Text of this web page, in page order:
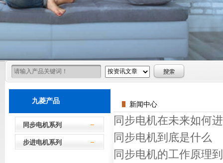
九菱产品
同步电机系列
步进电机系列
新闻中心
同步电机在未来如何
同步电机到底是什么
同步电机的工作原理